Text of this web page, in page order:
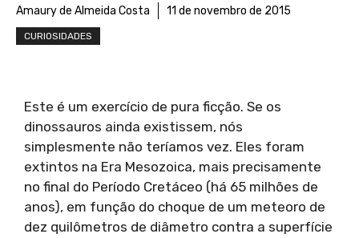
Amaury de Almeida Costa 11 de novembro de 2015
CURIOSIDADES
Este é um exercício de pura ficção. Se os
dinossauros ainda existissem, nós
simplesmente não teríamos vez. Eles foram
extintos na Era Mesozoica, mais precisamente
no final do Período Cretáceo (há 65 milhões de
anos), em função do choque de um meteoro de
dez quilômetros de diâmetro contra a superfície